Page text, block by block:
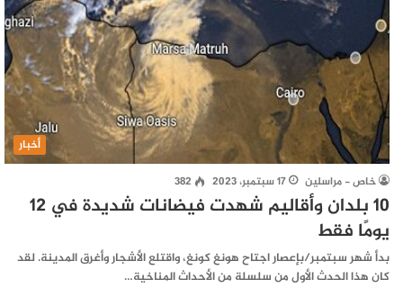
أخبار
خاص - مراسلين 17 سبتمبر، 2023 382
10 بلدان وأقاليم شهدت فيضانات شديدة في 12
يومًا فقط
بدأ شهر سبتمبر/بإعصار اجتاح هونغ كونغ، واقتلع الأشجار وأغرق المدينة. لقد
كان هذا الحدث الأول من سلسلة من الأحداث المناخية…